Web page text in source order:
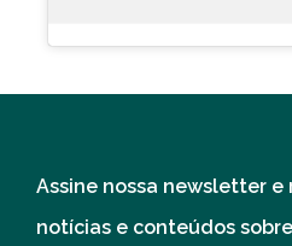
Assine nossa newsletter e
notícias e conteúdos